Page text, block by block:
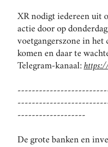
XR nodigt iedereen uit
actie door op
voetgangerszone in het
komen en daar te
Telegram-kanaal:
-------------------
De grote banken en